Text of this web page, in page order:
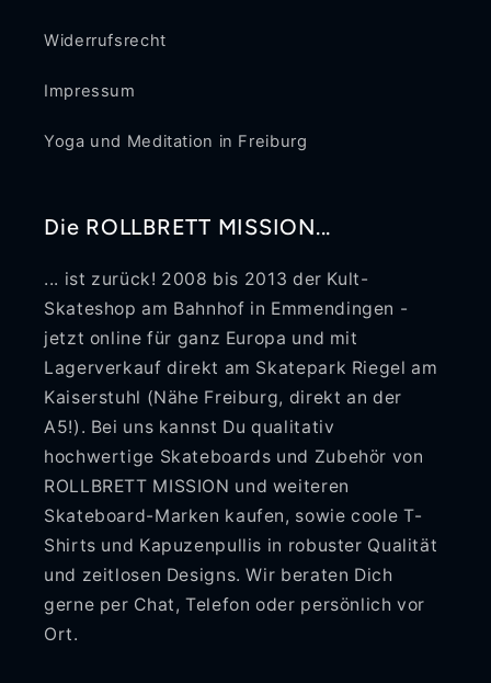
Widerrufsrecht
Impressum
Yoga und Meditation in Freiburg
Die ROLLBRETT MISSION...
... ist zurück! 2008 bis 2013 der Kult-
Skateshop am Bahnhof in Emmendingen -
jetzt online für ganz Europa und mit
Lagerverkauf direkt am Skatepark Riegel am
Kaiserstuhl (Nähe Freiburg, direkt an der
A5!). Bei uns kannst Du qualitativ
hochwertige Skateboards und Zubehör von
ROLLBRETT MISSION und weiteren
Skateboard-Marken kaufen, sowie coole T-
Shirts und Kapuzenpullis in robuster Qualität
und zeitlosen Designs. Wir beraten Dich
gerne per Chat, Telefon oder persönlich vor
Ort.